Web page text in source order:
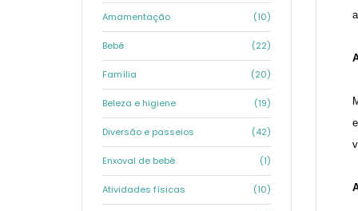
Amamentação (10)
Bebê (22)
Família (20)
Beleza e higiene (19)
Diversão e passeios (42)
Enxoval de bebê (1)
Atividades físicas (10)